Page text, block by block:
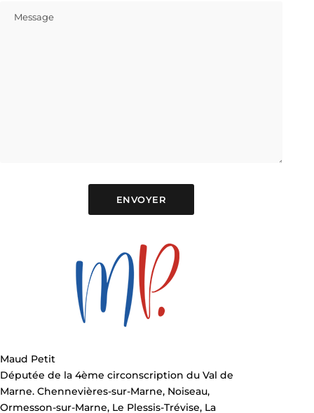
Maud Petit
Députée de la 4ème circonscription du Val de
Marne. Chennevières-sur-Marne, Noiseau,
Ormesson-sur-Marne, Le Plessis-Trévise, La